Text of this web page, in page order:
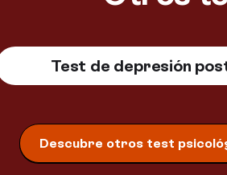
Test de depresión
Descubre otros test